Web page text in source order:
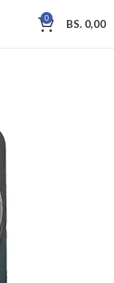
0 BS. 0,00